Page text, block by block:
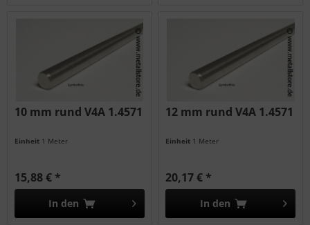
10 mm rund V4A 1.4571
Einheit 1 Meter
15,88 € *
In den
12 mm rund V4A 1.4571
Einheit 1 Meter
20,17 € *
In den